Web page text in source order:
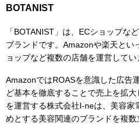
BOTANIST
「BOTANIST」は、ECショップな
ブランドです。Amazonや楽天とい
ョップなど複数の店舗を運営してい
AmazonではROASを意識した広告
ど基本を徹底することで売上を拡
を運営する株式会社I-neは、美容家
めとする美容関連のブランドを複数